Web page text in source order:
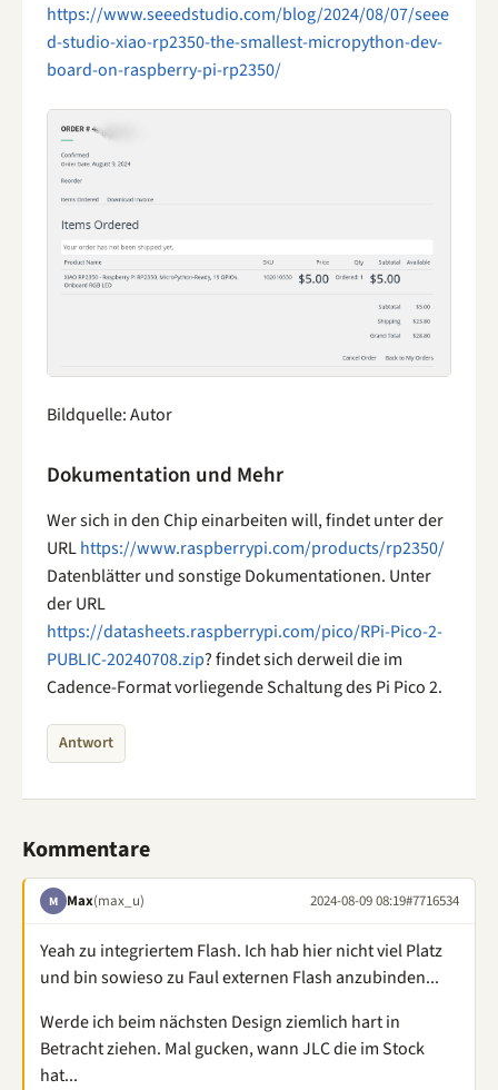
https://www.seeedstudio.com/blog/2024/08/07/seee
d-studio-xiao-rp2350-the-smallest-micropython-dev-
board-on-raspberry-pi-rp2350/
Bildquelle: Autor
Dokumentation und Mehr
Wer sich in den Chip einarbeiten will, findet unter der
URLhttps://www.raspberrypi.com/products/rp2350/
Datenblätter und sonstige Dokumentationen. Unter
der URL
https://datasheets.raspberrypi.com/pico/RPi-Pico-2-
PUBLIC-20240708.zip? findet sich derweil die im
Cadence-Format vorliegende Schaltung des Pi Pico 2.
Antwort
Kommentare
M Max(max_u) 2024-08-09 08:19#7716534
Yeah zu integriertem Flash. Ich hab hier nicht viel Platz
und bin sowieso zu Faul externen Flash anzubinden...
Werde ich beim nächsten Design ziemlich hart in
Betracht ziehen. Mal gucken, wann JLC die im Stock
hat...